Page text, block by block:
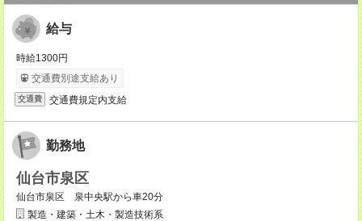
給与
時給1300円
交通費別途支給あり
交通費 交通費規定内支給
勤務地
仙台市泉区
仙台市泉区 泉中央駅から車20分
製造・建築・土木・製造技術系